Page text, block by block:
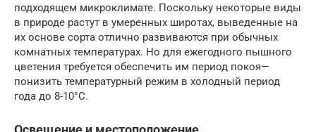
подходящем микроклимате. Поскольку некоторые виды
в природе растут в умеренных широтах, выведенные на
их основе сорта отлично развиваются при обычных
комнатных температурах. Но для ежегодного пышного
цветения требуется обеспечить им период покоя—
понизить температурный режим в холодный период
года до 8-10°C.